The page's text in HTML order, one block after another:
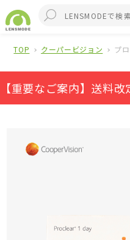
TOP クーパービジョン プ
【重要なご案内】送料